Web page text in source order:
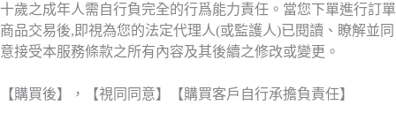
十歲之成年人需自行負完全的行爲能力責任。當您下單進行訂單
商品交易後,即視為您的法定代理人(或監護人)已閱讀、瞭解並同
意接受本服務條款之所有內容及其後續之修改或變更。
【購買後】，【視同同意】【購買客戶自行承擔負責任】